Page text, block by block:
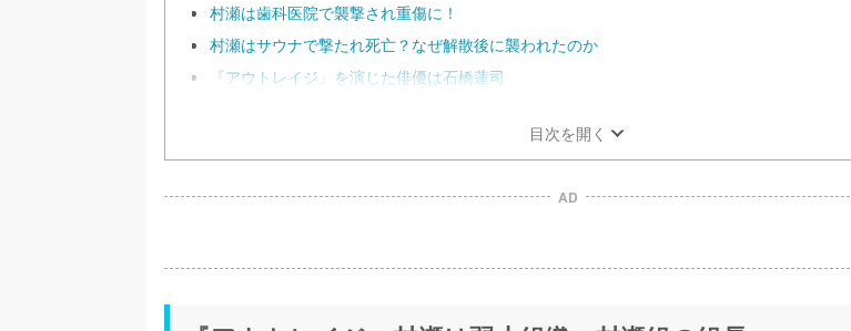
村瀬は歯科医院で襲撃され重傷に！
村瀬はサウナで撃たれ死亡？なぜ解散後に襲われたのか
『アウトレイジ』を演じた俳優は石橋蓮司
目次を開く
AD